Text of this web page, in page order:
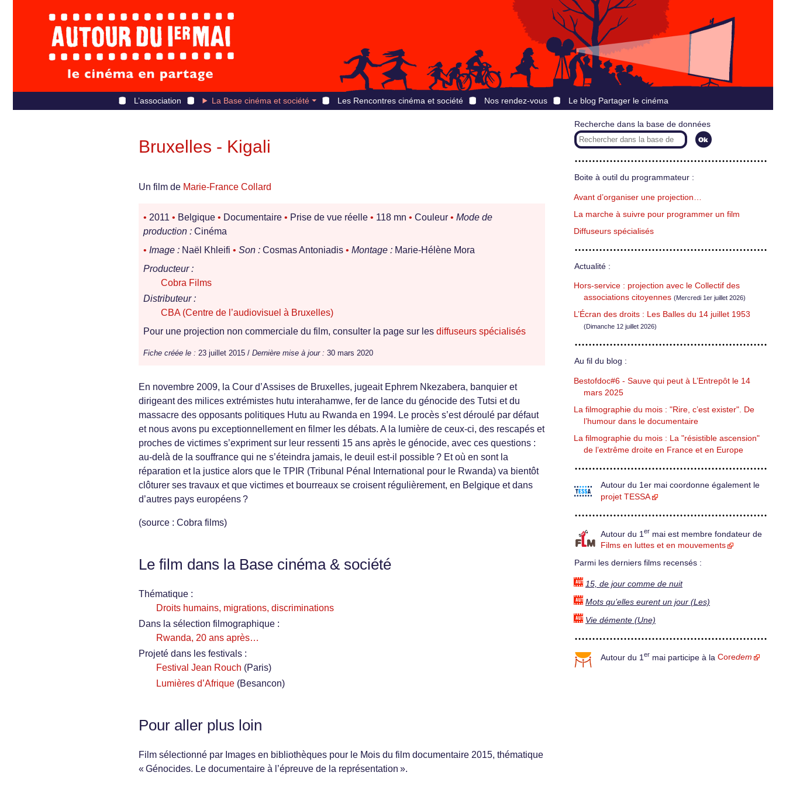
L’association La Base cinéma et société Les Rencontres cinéma et société Nos rendez-vous Le blog Partager le cinéma
Bruxelles - Kigali
Un film de Marie-France Collard
• 2011 • Belgique • Documentaire • Prise de vue réelle • 118 mn • Couleur • Mode de
production : Cinéma
• Image : Naël Khleifi • Son : Cosmas Antoniadis • Montage : Marie-Hélène Mora
Producteur :
Cobra Films
Distributeur :
CBA (Centre de l’audiovisuel à Bruxelles)
Pour une projection non commerciale du film, consulter la page sur les diffuseurs spécialisés
Fiche créée le : 23 juillet 2015 / Dernière mise à jour : 30 mars 2020
En novembre 2009, la Cour d’Assises de Bruxelles, jugeait Ephrem Nkezabera, banquier et
dirigeant des milices extrémistes hutu interahamwe, fer de lance du génocide des Tutsi et du
massacre des opposants politiques Hutu au Rwanda en 1994. Le procès s’est déroulé par défaut
et nous avons pu exceptionnellement en filmer les débats. A la lumière de ceux-ci, des rescapés et
proches de victimes s’expriment sur leur ressenti 15 ans après le génocide, avec ces questions :
au-delà de la souffrance qui ne s’éteindra jamais, le deuil est-il possible ? Et où en sont la
réparation et la justice alors que le TPIR (Tribunal Pénal International pour le Rwanda) va bientôt
clôturer ses travaux et que victimes et bourreaux se croisent régulièrement, en Belgique et dans
d’autres pays européens ?
(source : Cobra films)
Le film dans la Base cinéma & société
Thématique :
Droits humains, migrations, discriminations
Dans la sélection filmographique :
Rwanda, 20 ans après…
Projeté dans les festivals :
Festival Jean Rouch (Paris)
Lumières d’Afrique (Besancon)
Pour aller plus loin
Film sélectionné par Images en bibliothèques pour le Mois du film documentaire 2015, thématique
« Génocides. Le documentaire à l’épreuve de la représentation ».
Recherche dans la base de données
Boite à outil du programmateur :
Avant d’organiser une projection…
La marche à suivre pour programmer un film
Diffuseurs spécialisés
Actualité :
Hors-service : projection avec le Collectif des
associations citoyennes (Mercredi 1er juillet 2026)
L’Écran des droits : Les Balles du 14 juillet 1953
(Dimanche 12 juillet 2026)
Au fil du blog :
Bestofdoc#6 - Sauve qui peut à L’Entrepôt le 14
mars 2025
La filmographie du mois : "Rire, c’est exister". De
l’humour dans le documentaire
La filmographie du mois : La "résistible ascension"
de l’extrême droite en France et en Europe
Autour du 1er mai coordonne également le
projet TESSA
Autour du 1 er mai est membre fondateur de
Films en luttes et en mouvements
Parmi les derniers films recensés :
15, de jour comme de nuit
Mots qu’elles eurent un jour (Les)
Vie démente (Une)
Autour du 1 er mai participe à la Coredem